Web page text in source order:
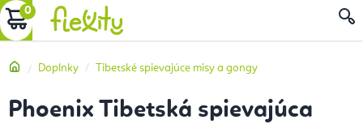
Prejsť
na
NÁKUPNÝ
DomovDoplnky Tibetské spievajúce misy a gongy
Phoenix Tibetská spievajúca